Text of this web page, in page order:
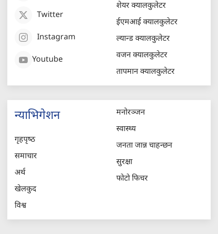
Twitter
Instagram
Youtube
शेयर क्यालकुलेटर
ईएमआई क्यालकुलेटर
ल्यान्ड क्यालकुलेटर
वजन क्यालकुलेटर
तापमान क्यालकुलेटर
न्याभिगेशन
गृहपृष्‍ठ
समाचार
अर्थ
खेलकुद
विश्व
मनोरञ्जन
स्वास्थ्य
जनता जान्न चाहन्छन
सुरक्षा
फोटो फिचर